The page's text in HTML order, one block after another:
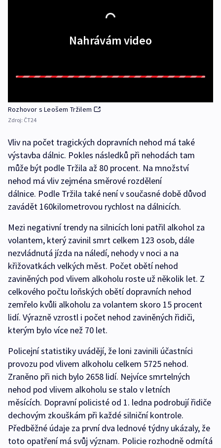
Nahrávám video
Rozhovor s Leošem Tržilem
Zdroj: ČT24
Vliv na počet tragických dopravních nehod má také
výstavba dálnic. Pokles následků při nehodách tam
může být podle Tržila až 80 procent. Na množství
nehod má vliv zejména směrové rozdělení
dálnice. Podle Tržila také není v současné době důvod
zavádět 160kilometrovou rychlost na dálnicích.
Mezi negativní trendy na silnicích loni patřil alkohol za
volantem, který zavinil smrt celkem 123 osob, dále
nezvládnutá jízda na náledí, nehody v noci a na
křižovatkách velkých měst. Počet obětí nehod
zaviněných pod vlivem alkoholu roste už několik let. Z
celkového počtu loňských obětí dopravních nehod
zemřelo kvůli alkoholu za volantem skoro 15 procent
lidí. Výrazně vzrostl i počet nehod zaviněných řidiči,
kterým bylo více než 70 let.
Policejní statistiky uvádějí, že loni zavinili účastníci
provozu pod vlivem alkoholu celkem 5725 nehod.
Zraněno při nich bylo 2658 lidí. Nejvíce smrtelných
nehod pod vlivem alkoholu se stalo v letních
měsících. Dopravní policisté od 1. ledna podrobují řidiče
dechovým zkouškám při každé silniční kontrole.
Předběžné údaje za první dva lednové týdny ukázaly, že
toto opatření má svůj význam. Policie rozhodně odmítá